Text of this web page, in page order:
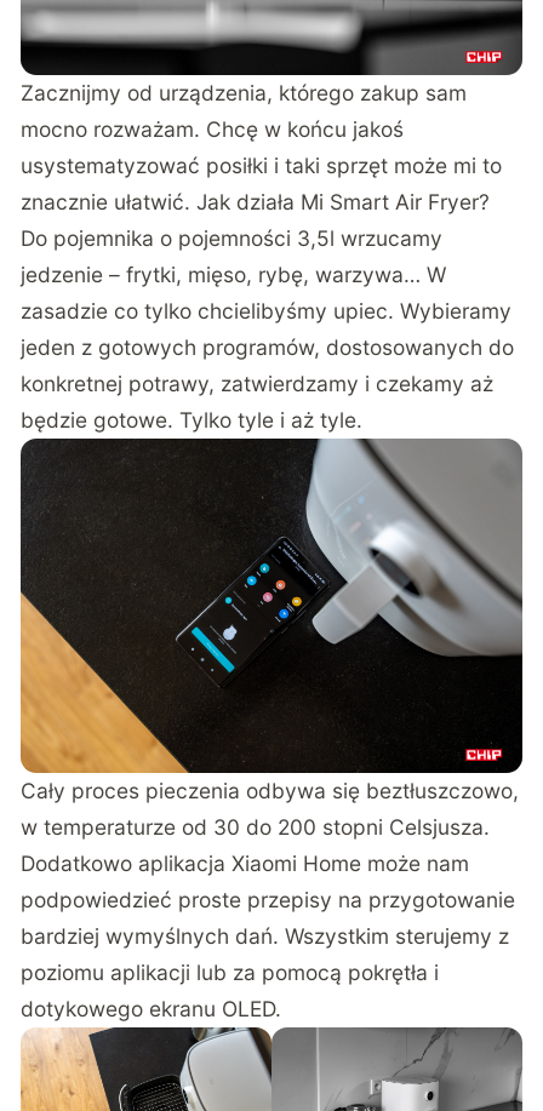
Zacznijmy od urządzenia, którego zakup sam
mocno rozważam. Chcę w końcu jakoś
usystematyzować posiłki i taki sprzęt może mi to
znacznie ułatwić. Jak działa Mi Smart Air Fryer?
Do pojemnika o pojemności 3,5l wrzucamy
jedzenie – frytki, mięso, rybę, warzywa… W
zasadzie co tylko chcielibyśmy upiec. Wybieramy
jeden z gotowych programów, dostosowanych do
konkretnej potrawy, zatwierdzamy i czekamy aż
będzie gotowe. Tylko tyle i aż tyle.
Cały proces pieczenia odbywa się beztłuszczowo,
w temperaturze od 30 do 200 stopni Celsjusza.
Dodatkowo aplikacja Xiaomi Home może nam
podpowiedzieć proste przepisy na przygotowanie
bardziej wymyślnych dań. Wszystkim sterujemy z
poziomu aplikacji lub za pomocą pokrętła i
dotykowego ekranu OLED.